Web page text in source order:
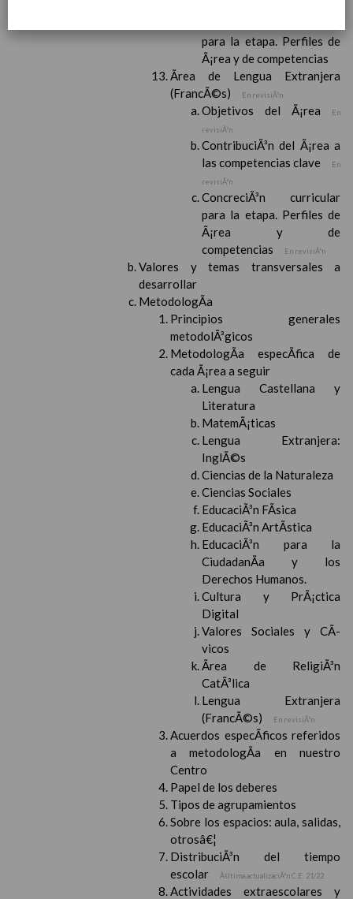
para la etapa. Perfiles de
Ã¡rea y de competencias
Ãrea de Lengua Extranjera
(FrancÃ©s)
En revisiÃ³n
Objetivos del Ã¡rea
En
revisiÃ³n
ContribuciÃ³n del Ã¡rea a
las competencias clave
En
revisiÃ³n
ConcreciÃ³n curricular
para la etapa. Perfiles de
Ã¡rea y de
competencias
En revisiÃ³n
Valores y temas transversales a
desarrollar
MetodologÃ­a
Principios generales
metodolÃ³gicos
MetodologÃ­a especÃ­fica de
cada Ã¡rea a seguir
Lengua Castellana y
Literatura
MatemÃ¡ticas
Lengua Extranjera:
InglÃ©s
Ciencias de la Naturaleza
Ciencias Sociales
EducaciÃ³n FÃ­sica
EducaciÃ³n ArtÃ­stica
EducaciÃ³n para la
CiudadanÃ­a y los
Derechos Humanos.
Cultura y PrÃ¡ctica
Digital
Valores Sociales y CÃ­
vicos
Ãrea de ReligiÃ³n
CatÃ³lica
Lengua Extranjera
(FrancÃ©s)
En revisiÃ³n
Acuerdos especÃ­ficos referidos
a metodologÃ­a en nuestro
Centro
Papel de los deberes
Tipos de agrupamientos
Sobre los espacios: aula, salidas,
otrosâ€¦
DistribuciÃ³n del tiempo
escolar
Ãšltima actualizaciÃ³n C.E. 21/22
Actividades extraescolares y